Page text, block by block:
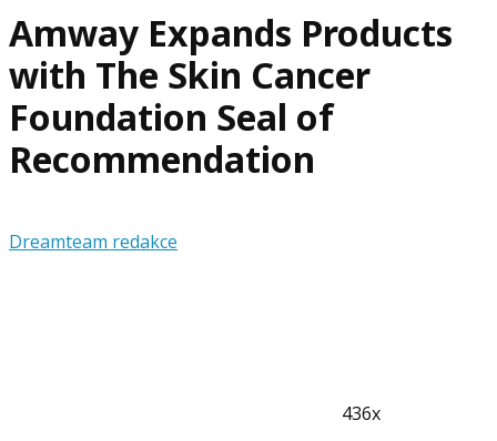
Amway Expands Products
with The Skin Cancer
Foundation Seal of
Recommendation
Dreamteam redakce
436x